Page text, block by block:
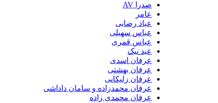
عباد رضایی
عباس سهیلی
عباس قمری
عبد نیک
عرفان اسدی
عرفان بهشتی
عرفان زلیکانی
عرفان محمدزاده و سامان داداشی
عرفان محمدی زاده